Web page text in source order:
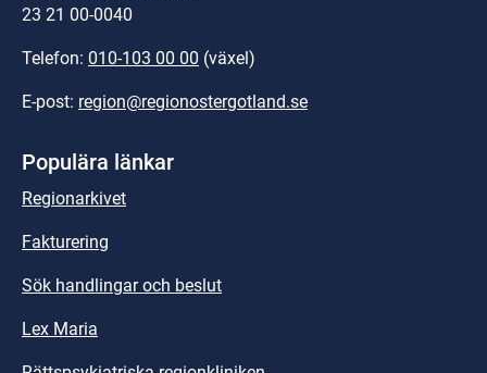
23 21 00-0040
Telefon: 010-103 00 00 (växel)
E-post: region@regionostergotland.se
Populära länkar
Regionarkivet
Fakturering
Sök handlingar och beslut
Lex Maria